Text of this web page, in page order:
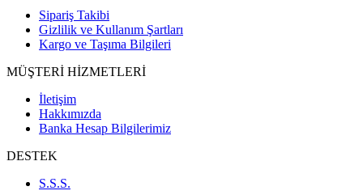
Sipariş Takibi
Gizlilik ve Kullanım Şartları
Kargo ve Taşıma Bilgileri
MÜŞTERİ HİZMETLERİ
İletişim
Hakkımızda
Banka Hesap Bilgilerimiz
DESTEK
S.S.S.